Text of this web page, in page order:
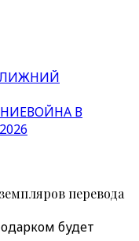
ВОЙНА В
перевода
будет